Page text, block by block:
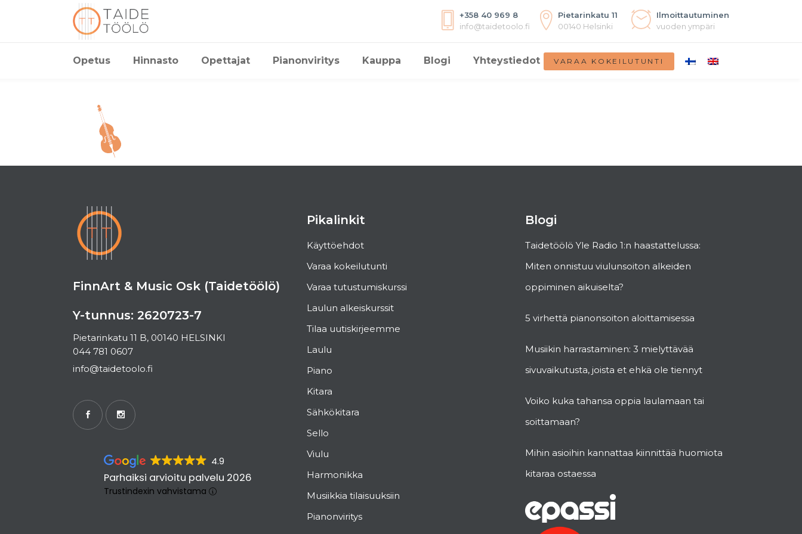
+358 40 969 8
info@taidetoolo.fi
Pietarinkatu 11
00140 Helsinki
Ilmoittautuminen
vuoden ympäri
Opetus Hinnasto Opettajat Pianonviritys Kauppa Blogi Yhteystiedot VARAA KOKEILUTUNTI
FinnArt & Music Osk (Taidetöölö)
Y-tunnus: 2620723-7
Pietarinkatu 11 B, 00140 HELSINKI
044 781 0607
info@taidetoolo.fi
4.9
Parhaiksi arvioitu palvelu 2026
Trustindexin vahvistama
Pikalinkit
Käyttöehdot
Varaa kokeilutunti
Varaa tutustumiskurssi
Laulun alkeiskurssit
Tilaa uutiskirjeemme
Laulu
Piano
Kitara
Sähkökitara
Sello
Viulu
Harmonikka
Musiikkia tilaisuuksiin
Pianonviritys
Blogi
Taidetöölö Yle Radio 1:n haastattelussa:
Miten onnistuu viulunsoiton alkeiden
oppiminen aikuiselta?
5 virhettä pianonsoiton aloittamisessa
Musiikin harrastaminen: 3 mielyttävää
sivuvaikutusta, joista et ehkä ole tiennyt
Voiko kuka tahansa oppia laulamaan tai
soittamaan?
Mihin asioihin kannattaa kiinnittää huomiota
kitaraa ostaessa